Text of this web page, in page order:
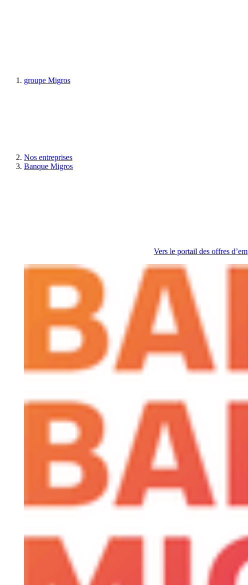
groupe Migros
Nos entreprises
Banque Migros
Vers le portail des offres